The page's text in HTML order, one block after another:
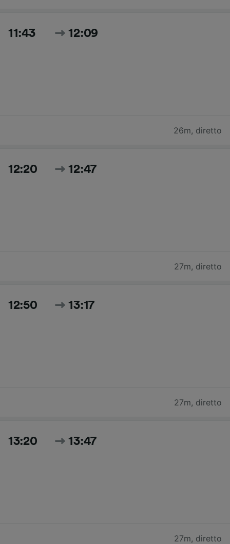
11:43 12:09
26m, diretto
12:20 12:47
27m, diretto
12:50 13:17
27m, diretto
13:20 13:47
27m, diretto